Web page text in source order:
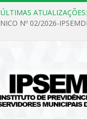
ÚLTIMAS ATUALIZAÇÕES: